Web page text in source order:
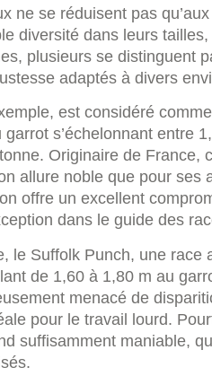
ne se réduisent pas
diversité dans leurs
plusieurs se distinguent
adaptés à divers
est considéré
s’échelonnant entre
Originaire de France,
allure noble que pour ses
offre un excellent
dans le guide des
le Suffolk Punch, une race
de 1,60 à 1,80 m au
menacé de
pour le travail lourd.
suffisamment maniable,